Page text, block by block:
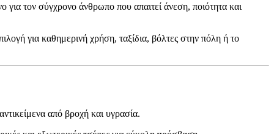
για τον σύγχρονο άνθρωπο που απαιτεί άνεση, ποιότητα και
για καθημερινή χρήση, ταξίδια, βόλτες στην πόλη ή το
από βροχή και υγρασία.